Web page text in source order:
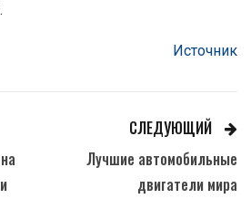
Источник
СЛЕДУЮЩИЙ
Лучшие автомобильные
двигатели мира